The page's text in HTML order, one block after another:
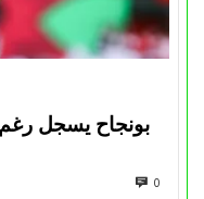
بونجاح يسجل
0